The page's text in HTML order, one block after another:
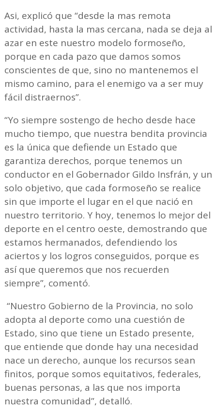
Asi, explicó que “desde la mas remota
actividad, hasta la mas cercana, nada se deja al
azar en este nuestro modelo formoseño,
porque en cada pazo que damos somos
conscientes de que, sino no mantenemos el
mismo camino, para el enemigo va a ser muy
fácil distraernos”.
“Yo siempre sostengo de hecho desde hace
mucho tiempo, que nuestra bendita provincia
es la única que defiende un Estado que
garantiza derechos, porque tenemos un
conductor en el Gobernador Gildo Insfrán, y un
solo objetivo, que cada formoseño se realice
sin que importe el lugar en el que nació en
nuestro territorio. Y hoy, tenemos lo mejor del
deporte en el centro oeste, demostrando que
estamos hermanados, defendiendo los
aciertos y los logros conseguidos, porque es
así que queremos que nos recuerden
siempre”, comentó.
“Nuestro Gobierno de la Provincia, no solo
adopta al deporte como una cuestión de
Estado, sino que tiene un Estado presente,
que entiende que donde hay una necesidad
nace un derecho, aunque los recursos sean
finitos, porque somos equitativos, federales,
buenas personas, a las que nos importa
nuestra comunidad”, detalló.